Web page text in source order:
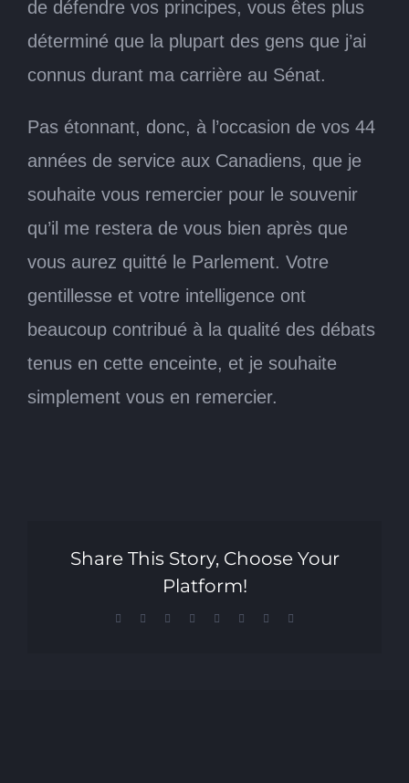
de défendre vos principes, vous êtes plus
déterminé que la plupart des gens que j’ai
connus durant ma carrière au Sénat.
Pas étonnant, donc, à l’occasion de vos 44
années de service aux Canadiens, que je
souhaite vous remercier pour le souvenir
qu’il me restera de vous bien après que
vous aurez quitté le Parlement. Votre
gentillesse et votre intelligence ont
beaucoup contribué à la qualité des débats
tenus en cette enceinte, et je souhaite
simplement vous en remercier.
Share This Story, Choose Your
Platform!
Facebook Reddit LinkedInTumblr Pinterest